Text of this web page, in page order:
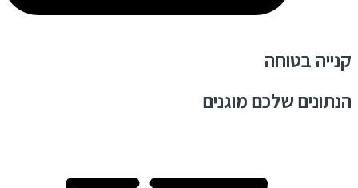
קנייה בטוחה
הנתונים שלכם מוגנים